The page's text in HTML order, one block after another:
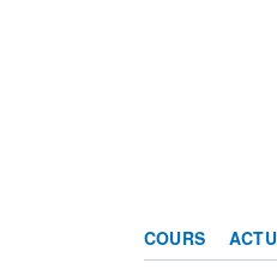
COURS